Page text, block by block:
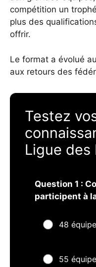
compétition un
plus des
offrir.
Le format a évolué
aux retours des
Testez
Ligue des
Question 1 :
participent à
48
55